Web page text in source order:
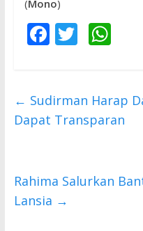
(Mono)
F
b
o
T
er
W
s
A
← Sudirman Harap
Dapat Transparan
Rahima Salurkan
Lansia →